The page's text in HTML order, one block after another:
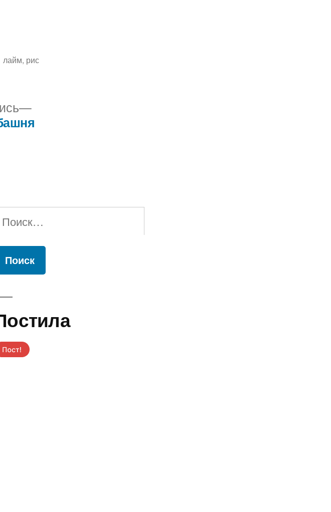
Метки:
лайм, рис
Следующая
запись:
Найти: